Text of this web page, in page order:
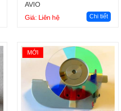
AVIO
Giá: Liên hệ
Chi tiết
MỚI